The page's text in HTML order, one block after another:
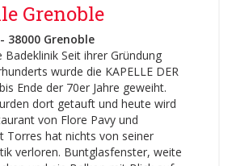
Grenoble
38000 Grenoble
Badeklinik Seit ihrer Gründung
wurde die KAPELLE DER
Ende der 70er Jahre geweiht.
dort getauft und heute wird
von Flore Pavy und
Torres hat nichts von seiner
verloren. Buntglasfenster, weite